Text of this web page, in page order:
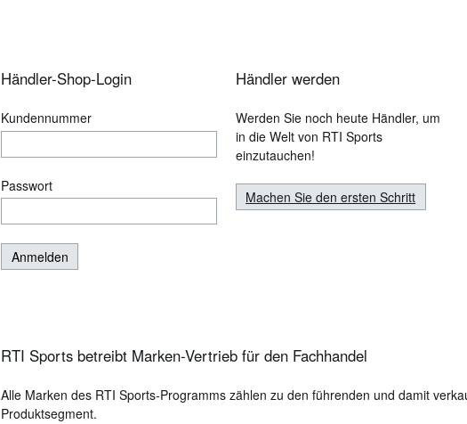
Händler‍-‍Shop‍-‍Login
Kundennummer
Passwort
Anmelden
Händler werden
Werden Sie noch heute Händler, um
in die Welt von RTI Sports
einzutauchen!
Machen Sie den ersten Schritt
RTI Sports betreibt Marken‍-‍Vertrieb für den Fachhandel
Alle Marken des RTI Sports‍-‍Programms zählen zu den führenden und damit
Produktsegment.